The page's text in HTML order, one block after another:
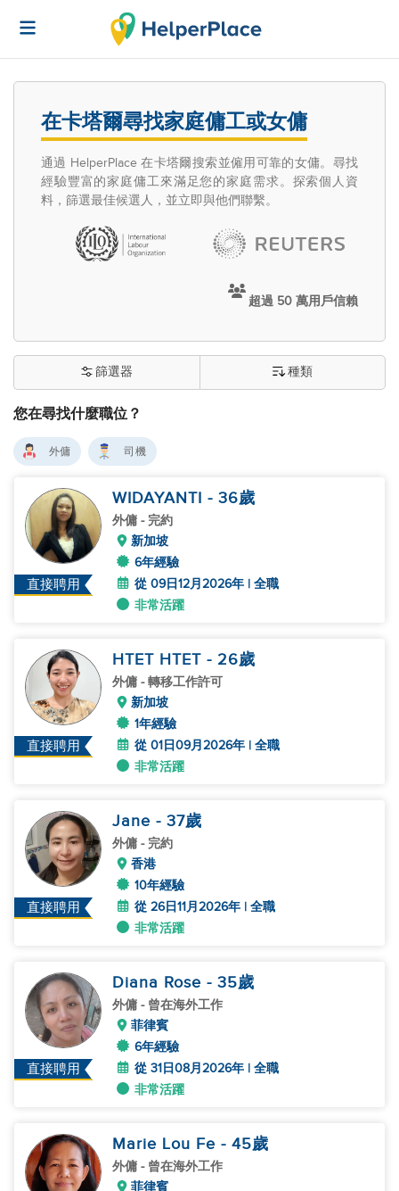
在卡塔爾尋找家庭傭工或女傭
通過 HelperPlace 在卡塔爾搜索並僱用可靠的女傭。尋找
經驗豐富的家庭傭工來滿足您的家庭需求。探索個人資
料，篩選最佳候選人，並立即與他們聯繫。
超過 50 萬用戶信賴
您在尋找什麼職位？
篩選器 種類
外傭 司機
直接聘用
WIDAYANTI - 36歲
外傭 - 完約
新加坡
6年經驗
從 09日12月2026年 | 全職
非常活躍
直接聘用
HTET HTET - 26歲
外傭 - 轉移工作許可
新加坡
1年經驗
從 01日09月2026年 | 全職
非常活躍
直接聘用
Jane - 37歲
外傭 - 完約
香港
10年經驗
從 26日11月2026年 | 全職
非常活躍
直接聘用
Diana Rose - 35歲
外傭 - 曾在海外工作
菲律賓
6年經驗
從 31日08月2026年 | 全職
非常活躍
Marie Lou Fe - 45歲
外傭 - 曾在海外工作
菲律賓